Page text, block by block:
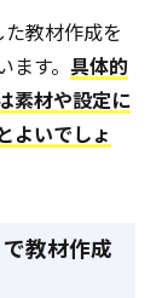
教材作成を
ます。具体的
素材や設定に
よいでしょ
教材作成